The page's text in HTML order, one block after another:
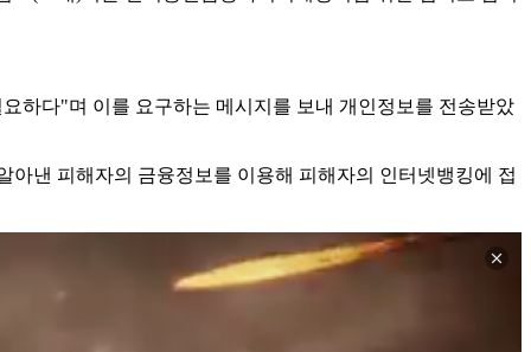
하다"며 이를 요구하는 메시지를 보내 개인정보를 전송받았
낸 피해자의 금융정보를 이용해 피해자의 인터넷뱅킹에 접